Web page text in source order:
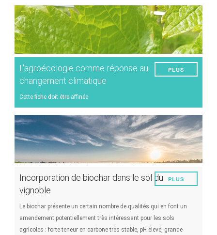
Etat / Pays
Consommateurs
Stratégie d'entreprise (transformation)
Recherche - Innovation
Collaboration - Formation - Conseil
Planification - Politiques publiques
Services climatiques
Gestion du sol
Gestion de l'eau
Phénologie
Qualité du raisin/vin
Rendement
Expérimentations
Maladies et ravageurs
Gestion du vignoble
Techniques oenologiques
Gestion des évènements climatiques
L'agroécologie comme réponse au
changement climatique
Cette fiche doit être affinée
PLUS
Incorporation de biochar dans le sol du
vignoble
Le biochar présente un certain nombre de qualités qui en font un
amendement potentiellement très intéressant pour les sols
agricoles : forte teneur en carbone très stable, pH élevé, grande
PLUS